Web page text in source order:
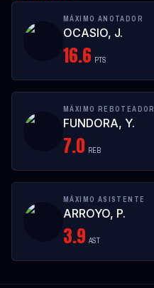
MÁXIMO ANOTADOR
OCASIO, J.
16.6 PTS
MÁXIMO REBOTEADOR
FUNDORA, Y.
7.0 REB
MÁXIMO ASISTENTE
ARROYO, P.
3.9 AST